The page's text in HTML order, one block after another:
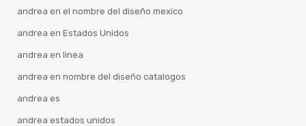
andrea en el nombre del diseño mexico
andrea en Estados Unidos
andrea en linea
andrea en nombre del diseño catalogos
andrea es
andrea estados unidos